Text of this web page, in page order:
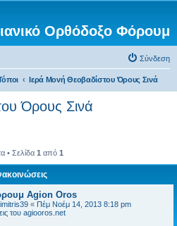
Ορθόδοξο Φόρουμ
Σύνδεση
Ιερά Μονή Θεοβαδίστου Όρους Σινά
Όρους Σινά
• Σελίδα 1 από 1
Agion Oros
« Πέμ Νοέμ 14, 2013 8:18 pm
του agiooros.net